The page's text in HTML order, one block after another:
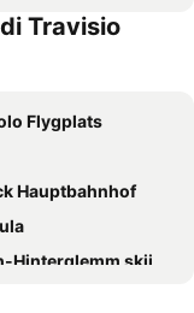
by Wyndham Kranjska Gora
- Rent Ski & Bike
Bad Bleiberg
Hotel & Wirt
Travisio
Flygplats
Hauptbahnhof
skiing area